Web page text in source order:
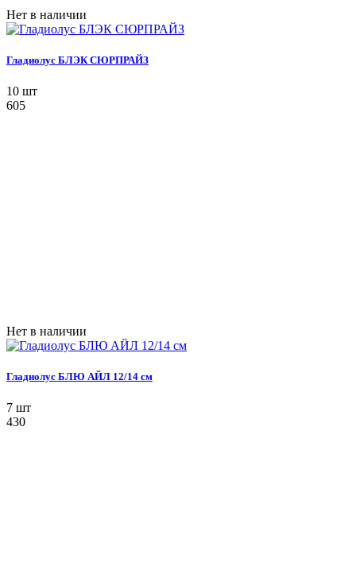
Нет в наличии
Гладиолус БЛЭК СЮРПРАЙЗ
10 шт
605
Нет в наличии
Гладиолус БЛЮ АЙЛ 12/14 см
7 шт
430